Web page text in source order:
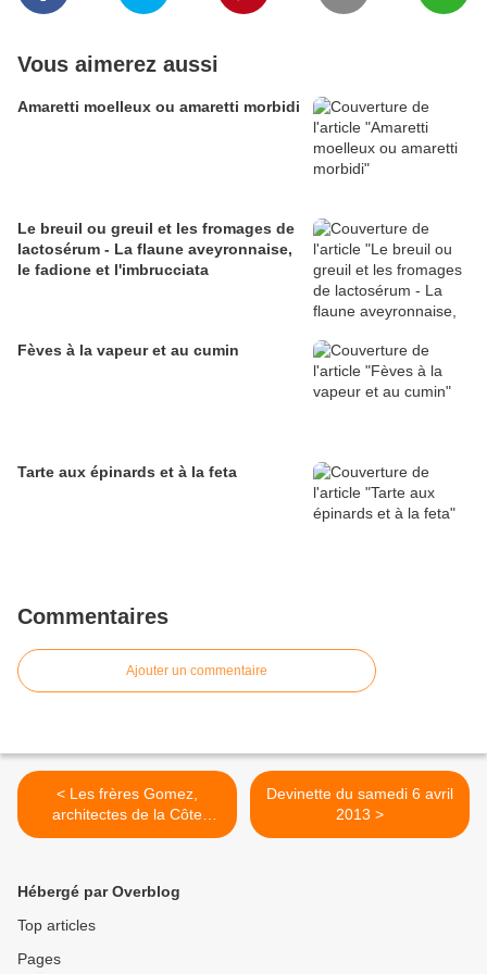
Vous aimerez aussi
Amaretti moelleux ou amaretti morbidi
Le breuil ou greuil et les fromages de
lactosérum - La flaune aveyronnaise,
le fadione et l'imbrucciata
Fèves à la vapeur et au cumin
Tarte aux épinards et à la feta
Commentaires
Ajouter un commentaire
< Les frères Gomez,
architectes de la Côte
basque
Devinette du samedi 6 avril
2013 >
Hébergé par Overblog
Top articles
Pages